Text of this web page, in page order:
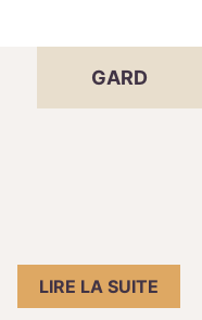
GARD
LIRE LA SUITE